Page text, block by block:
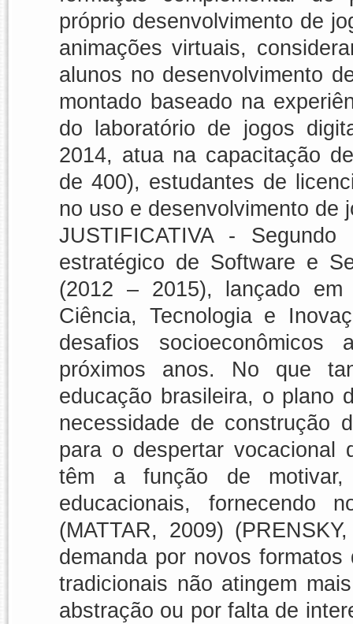
próprio desenvolvimento de
animações virtuais,
alunos no desenvolvimento
montado baseado na
do laboratório de jogos
2014, atua na capacitação
de 400), estudantes de
no uso e desenvolvimento de
JUSTIFICATIVA -
estratégico de Software e
(2012 – 2015), lançado
Ciência, Tecnologia e
desafios
próximos anos. No que
educação brasileira, o plano
necessidade de construção
para o despertar vocacional
têm a função de
educacionais, fornecendo
(MATTAR, 2009)
demanda por novos
tradicionais não atingem
abstração ou por falta de